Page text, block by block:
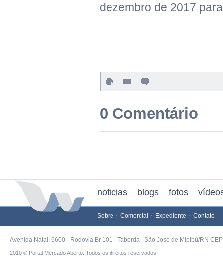
dezembro de 2017
0 Comentário
noticias blogs fotos
Sobre Comercial Expediente Contato
Avenida Natal, 6600 - Rodovia Br 101 - Taborda | São José de Mipibú/RN
2010 ® Portal Mercado Aberto. Todos os direitos reservados.